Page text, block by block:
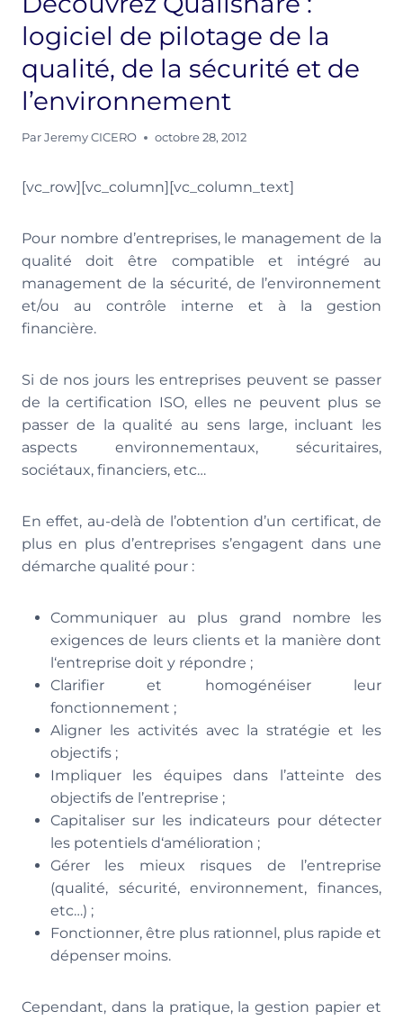
logiciel de pilotage de la
qualité, de la sécurité et de
l’environnement
Par Jeremy CICERO octobre 28, 2012
[vc_row][vc_column][vc_column_text]
Pour nombre d’entreprises, le management de la
qualité doit être compatible et intégré au
management de la sécurité, de l’environnement
et/ou au contrôle interne et à la gestion
financière.
Si de nos jours les entreprises peuvent se passer
de la certification ISO, elles ne peuvent plus se
passer de la qualité au sens large, incluant les
aspects environnementaux, sécuritaires,
sociétaux, financiers, etc…
En effet, au-delà de l’obtention d’un certificat, de
plus en plus d’entreprises s’engagent dans une
démarche qualité pour :
Communiquer au plus grand nombre les
exigences de leurs clients et la manière dont
l‘entreprise doit y répondre ;
Clarifier et homogénéiser leur
fonctionnement ;
Aligner les activités avec la stratégie et les
objectifs ;
Impliquer les équipes dans l’atteinte des
objectifs de l’entreprise ;
Capitaliser sur les indicateurs pour détecter
les potentiels d‘amélioration ;
Gérer les mieux risques de l’entreprise
(qualité, sécurité, environnement, finances,
etc…) ;
Fonctionner, être plus rationnel, plus rapide et
dépenser moins.
Cependant, dans la pratique, la gestion papier et